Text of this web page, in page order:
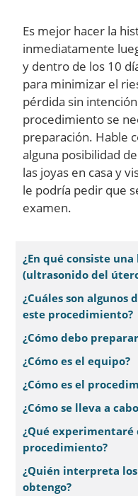
Es mejor hacer la
inmediatamente
y dentro de los 10
para minimizar el
pérdida sin
procedimiento se
preparación. Hable
alguna posibilidad
las joyas en casa y
le podría pedir que
examen.
¿En qué consiste
(ultrasonido del
¿Cuáles son algunos
este procedimiento?
¿Cómo debo
¿Cómo es el equipo?
¿Cómo es el
¿Cómo se lleva a
¿Qué
procedimiento?
¿Quién interpreta
obtengo?